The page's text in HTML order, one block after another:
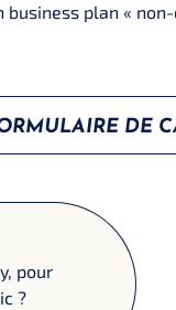
business plan «
DE
pour
?